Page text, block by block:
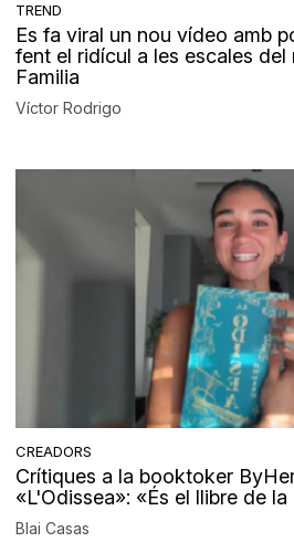
TREND
Es fa viral un nou vídeo amb
fent el ridícul a les escales
Familia
Víctor Rodrigo
CREADORS
Crítiques a la booktoker
«L'Odissea»: «És el llibre de la
Blai Casas